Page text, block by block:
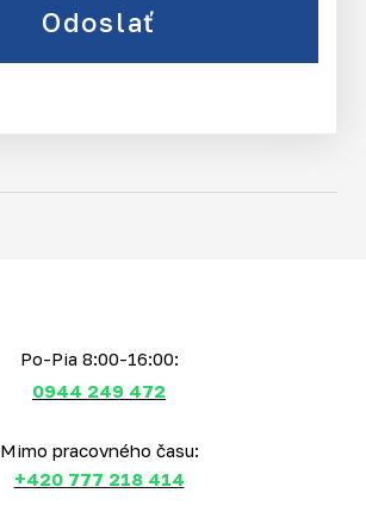
Odoslať
Po-Pia 8:00-16:00:
0944 249 472
Mimo pracovného času:
+420 777 218 414